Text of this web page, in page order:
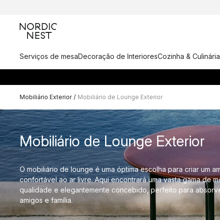
Serviços de mesaDecoração de InterioresCozinha & Culinária
Mobiliário Exterior / Mobiliário de Lounge Exterior
Mobiliário de Lounge Exterior
O mobiliário de lounge é uma óptima escolha para criar um
confortável ao ar livre. Aqui encontrará uma vasta gama de
qualidade e elegantemente concebido, perfeito para
amigos e família.